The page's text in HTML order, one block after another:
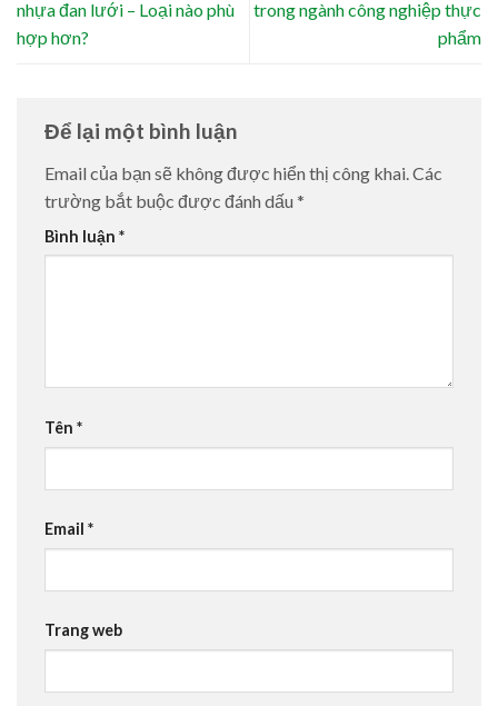
nhựa đan lưới – Loại nào phù
hợp hơn?
trong ngành công nghiệp thực
phẩm
Để lại một bình luận
Email của bạn sẽ không được hiển thị công khai. Các
trường bắt buộc được đánh dấu *
Bình luận *
Tên *
Email *
Trang web